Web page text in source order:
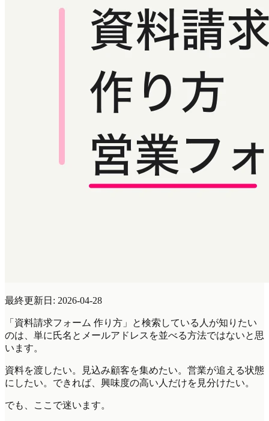
最終更新日: 2026-04-28
「資料請求フォーム 作り方」と検索している人が知りたい
のは、単に氏名とメールアドレスを並べる方法ではないと思
います。
資料を渡したい。見込み顧客を集めたい。営業が追える状態
にしたい。できれば、興味度の高い人だけを見分けたい。
でも、ここで迷います。